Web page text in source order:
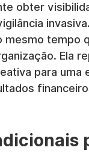
obter
mesmo tempo
Ela
para uma